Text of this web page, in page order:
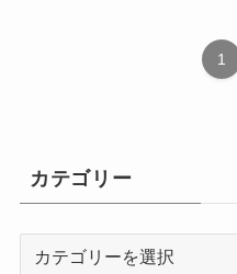
1
カテゴリー